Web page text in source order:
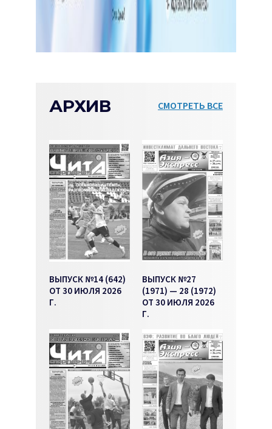
АРХИВ СМОТРЕТЬ ВСЕ
ВЫПУСК №14 (642)
ОТ 30 ИЮЛЯ 2026
Г.
ВЫПУСК №27
(1971) — 28 (1972)
ОТ 30 ИЮЛЯ 2026
Г.